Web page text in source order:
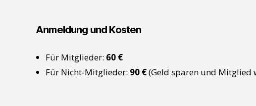
Anmeldung und Kosten
Für Mitglieder: 60 €
Für Nicht-Mitglieder: 90 €(Geld sparen und Mitglied